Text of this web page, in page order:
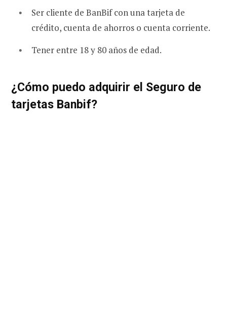
Ser cliente de BanBif con una tarjeta de
crédito, cuenta de ahorros o cuenta corriente.
Tener entre 18 y 80 años de edad.
¿Cómo puedo adquirir el Seguro de
tarjetas Banbif?